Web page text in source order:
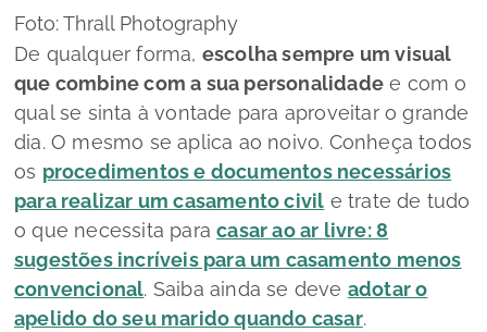
Foto: Thrall Photography
De qualquer forma, escolha sempre um visual
que combine com a sua personalidade e com o
qual se sinta à vontade para aproveitar o grande
dia. O mesmo se aplica ao noivo. Conheça todos
os procedimentos e documentos necessários
para realizar um casamento civil e trate de tudo
o que necessita paracasar ao ar livre: 8
sugestões incríveis para um casamento menos
convencional. Saiba ainda se deve adotar o
apelido do seu marido quando casar.